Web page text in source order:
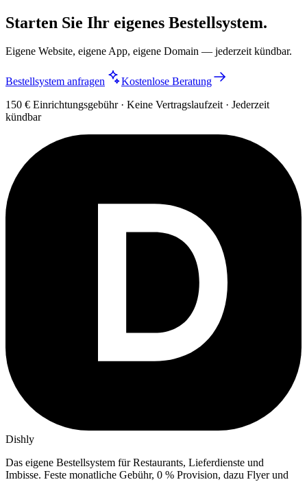
Starten Sie Ihr eigenes Bestellsystem.
Eigene Website, eigene App, eigene Domain — jederzeit kündbar.
Bestellsystem anfragen
Kostenlose Beratung
150 € Einrichtungsgebühr · Keine Vertragslaufzeit · Jederzeit
kündbar
Dishly
Das eigene Bestellsystem für Restaurants, Lieferdienste und
Imbisse. Feste monatliche Gebühr, 0 % Provision, dazu Flyer und